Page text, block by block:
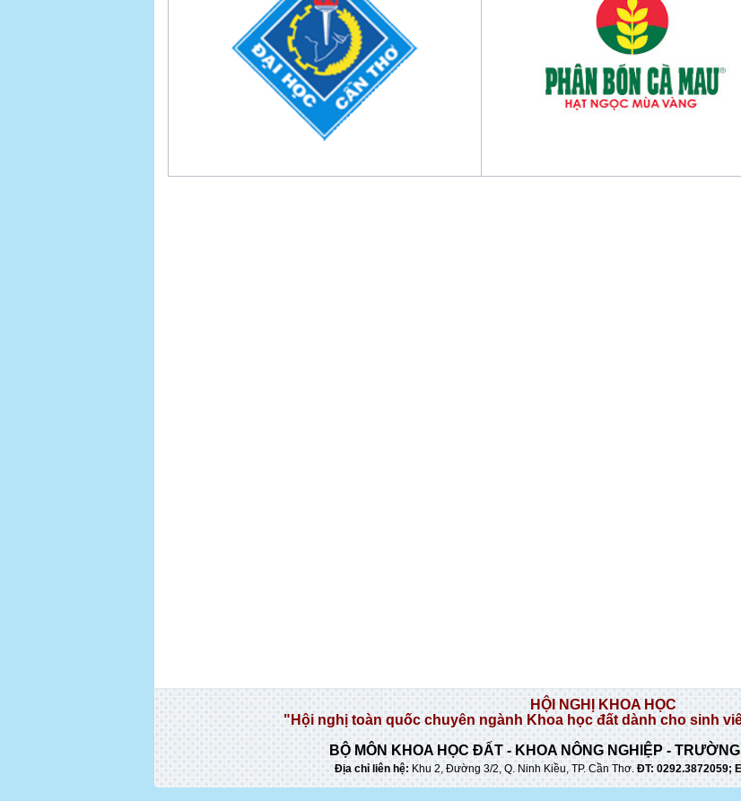
HỘI NGHỊ KHOA HỌC
"Hội nghị toàn quốc chuyên ngành Khoa học đất dành cho sinh
BỘ MÔN KHOA HỌC ĐẤT - KHOA NÔNG NGHIỆP -
Địa chỉ liên hệ: Khu 2, Đường 3/2, Q. Ninh Kiều, TP. Cần Thơ.ĐT: 0292.3872059;